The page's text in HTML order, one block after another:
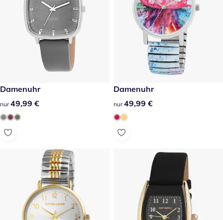
49,99 €
Damenuhr
49,99 €
nur 49,99 €
49,99 €
Damenuhr
49,99 €
nur 49,99 €